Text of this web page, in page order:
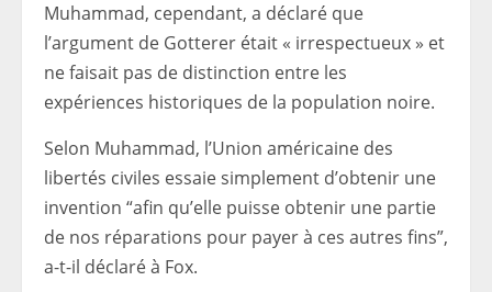
Muhammad, cependant, a déclaré que
l’argument de Gotterer était « irrespectueux » et
ne faisait pas de distinction entre les
expériences historiques de la population noire.
Selon Muhammad, l’Union américaine des
libertés civiles essaie simplement d’obtenir une
invention “afin qu’elle puisse obtenir une partie
de nos réparations pour payer à ces autres fins”,
a-t-il déclaré à Fox.